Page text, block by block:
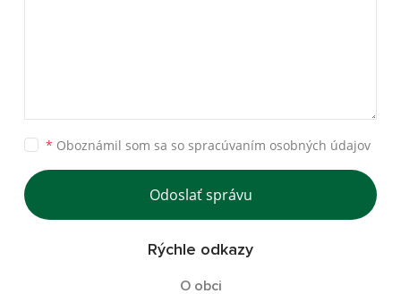
* Oboznámil som sa so spracúvaním osobných údajov
Odoslať správu
Rýchle odkazy
O obci